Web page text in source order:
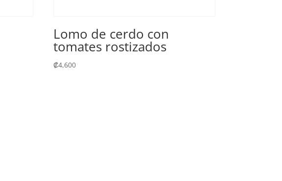
Lomo de cerdo con
tomates rostizados
₡4,600